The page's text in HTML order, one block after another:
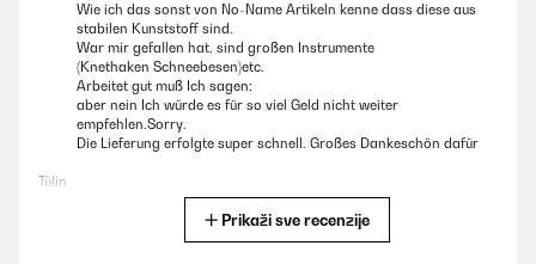
Wie ich das sonst von No-Name Artikeln kenne dass diese aus
stabilen Kunststoff sind.
War mir gefallen hat, sind großen Instrumente
(Knethaken Schneebesen)etc.
Arbeitet gut muß Ich sagen;
aber nein Ich würde es für so viel Geld nicht weiter
empfehlen.Sorry.
Die Lieferung erfolgte super schnell. Großes Dankeschön dafür
Tülin
Prikaži sve recenzije